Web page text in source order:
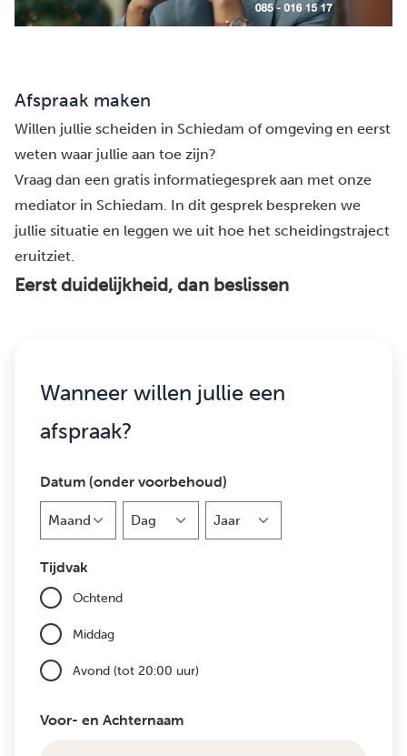
Afspraak maken
Willen jullie scheiden in Schiedam of omgeving en eerst
weten waar jullie aan toe zijn?
Vraag dan een gratis informatiegesprek aan met onze
mediator in Schiedam. In dit gesprek bespreken we
jullie situatie en leggen we uit hoe het scheidingstraject
eruitziet.
Eerst duidelijkheid, dan beslissen
Wanneer willen jullie een
afspraak?
Datum (onder voorbehoud)
Tijdvak
Ochtend
Middag
Avond (tot 20:00 uur)
Voor- en Achternaam